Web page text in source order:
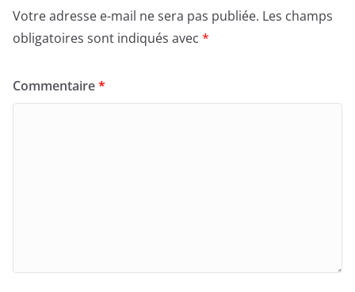
Votre adresse e-mail ne sera pas publiée. Les champs
obligatoires sont indiqués avec *
Commentaire*